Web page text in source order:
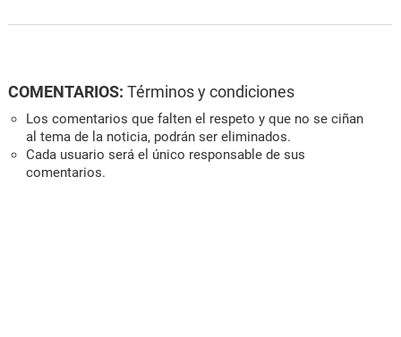
COMENTARIOS: Términos y condiciones
Los comentarios que falten el respeto y que no se ciñan
al tema de la noticia, podrán ser eliminados.
Cada usuario será el único responsable de sus
comentarios.